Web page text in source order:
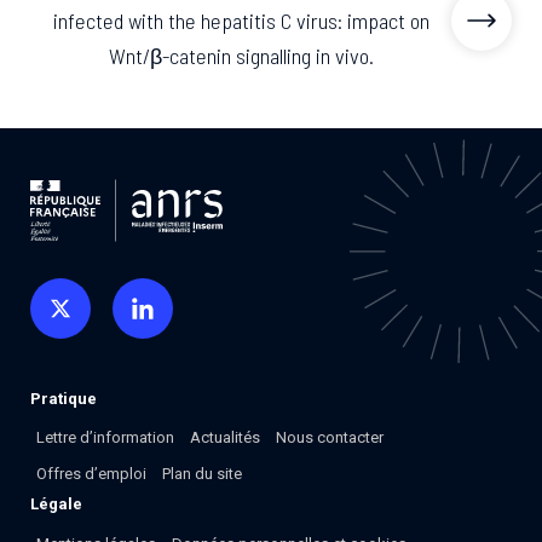
Associations de patient.e.s
Collaboration avec les acteurs communautaires
Cellules Émergence
infected with the hepatitis C virus: impact on
Wnt/β-catenin signalling in vivo.
Pratique
Lettre d’information Actualités
Nous contacter
Offres d’emploi
Plan du site
Légale